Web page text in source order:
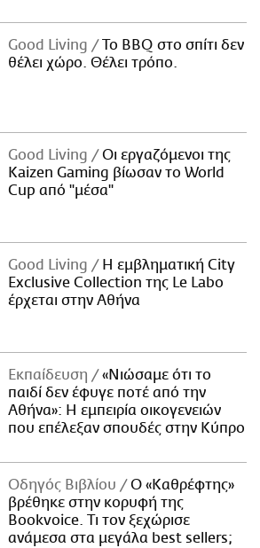
Good Living
Το BBQ στο σπίτι δεν
θέλει χώρο. Θέλει τρόπο.
Good Living
Οι εργαζόμενοι της
Kaizen Gaming βίωσαν το World
Cup από "μέσα"
Good Living
Η εμβληματική City
Exclusive Collection της Le Labo
έρχεται στην Αθήνα
Εκπαίδευση
«Νιώσαμε ότι το
παιδί δεν έφυγε ποτέ από την
Αθήνα»: Η εμπειρία οικογενειών
που επέλεξαν σπουδές στην Κύπρο
Οδηγός Βιβλίου
Ο «Καθρέφτης»
βρέθηκε στην κορυφή της
Bookvoice. Τι τον ξεχώρισε
ανάμεσα στα μεγάλα best sellers;